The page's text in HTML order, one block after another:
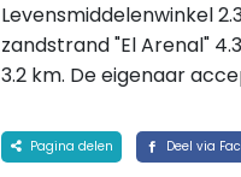
Levensmiddelenwinkel
zandstrand "El Arenal"
3.2 km. De eigenaar
Pagina delen Deel via